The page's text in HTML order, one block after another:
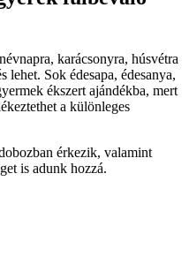
karácsonyra, húsvétra
lehet. Sok édesapa, édesanya,
ékszert ajándékba, mert
a különleges
érkezik, valamint
is adunk hozzá.